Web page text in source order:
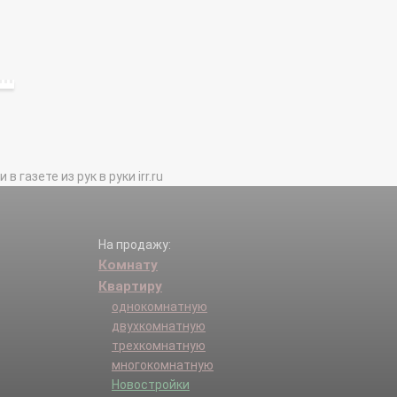
газете из рук в руки irr.ru
На продажу:
Комнату
Квартиру
однокомнатную
двухкомнатную
трехкомнатную
многокомнатную
Новостройки